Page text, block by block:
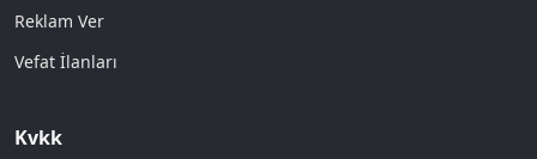
Reklam Ver
Vefat İlanları
Kvkk